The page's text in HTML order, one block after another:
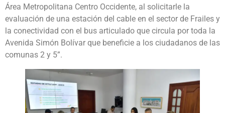
Área Metropolitana Centro Occidente, al solicitarle la
evaluación de una estación del cable en el sector de Frailes y
la conectividad con el bus articulado que circula por toda la
Avenida Simón Bolívar que beneficie a los ciudadanos de las
comunas 2 y 5”.